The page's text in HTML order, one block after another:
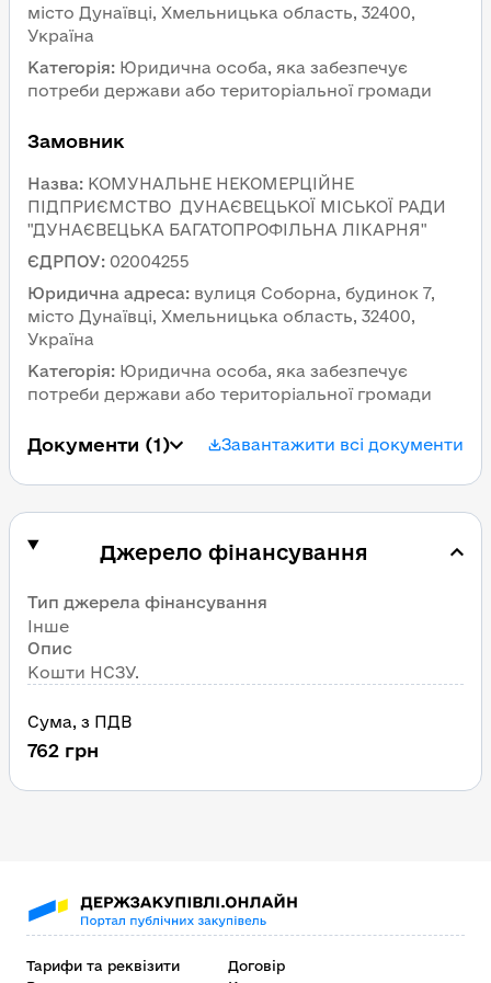
місто Дунаївці, Хмельницька область, 32400,
Україна
Категорія: Юридична особа, яка забезпечує
потреби держави або територіальної громади
Замовник
Назва: КОМУНАЛЬНЕ НЕКОМЕРЦІЙНЕ
ПІДПРИЄМСТВО  ДУНАЄВЕЦЬКОЇ МІСЬКОЇ РАДИ
"ДУНАЄВЕЦЬКА БАГАТОПРОФІЛЬНА ЛІКАРНЯ"
ЄДРПОУ: 02004255
Юридична адреса: вулиця Соборна, будинок 7,
місто Дунаївці, Хмельницька область, 32400,
Україна
Категорія: Юридична особа, яка забезпечує
потреби держави або територіальної громади
Документи (1) Завантажити всі документи
Джерело фінансування
Тип джерела фінансування
Інше
Опис
Кошти НСЗУ.
Сума, з ПДВ
762 грн
Тарифи та реквізити
Договір